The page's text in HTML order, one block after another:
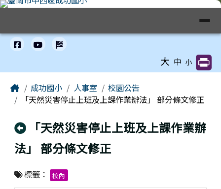
跳至主內容區
臺南市中西區成功國小全球資訊網
大 中 小
Home成功國小 人事室
校園公告
「天然災害停止上班及上課作業辦法」 部分條文修正
回上頁
「天然災害停止上班及上課作業辦
法」 部分條文修正
標籤： 校內